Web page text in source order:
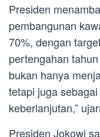
Presiden
pembangunan
70%, dengan
pertengahan
bukan hanya
tetapi juga
keberlanjutan,”
Presiden Jokowi